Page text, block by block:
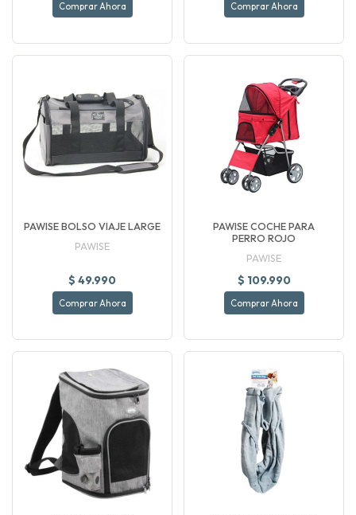
Comprar Ahora Comprar Ahora
PAWISE BOLSO VIAJE LARGE
PAWISE
$ 49.990
Comprar Ahora
PAWISE COCHE PARA
PERRO ROJO
PAWISE
$ 109.990
Comprar Ahora